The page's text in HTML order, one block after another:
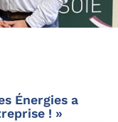
Énergies a
! »